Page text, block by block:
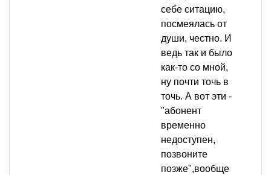
себе ситацию,
посмеялась от
души, честно. И
ведь так и было
как-то со мной,
ну почти точь в
точь. А вот эти -
"абонент
временно
недоступен,
позвоните
позже",вообще